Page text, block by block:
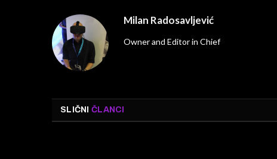
Milan Radosavljević
Owner and Editor in Chief
SLIČNI ČLANCI